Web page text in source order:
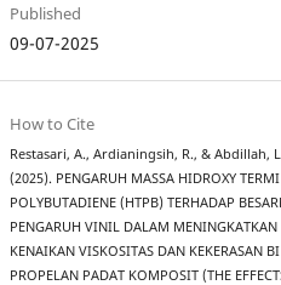
Published
09-07-2025
How to Cite
Restasari, A., Ardianingsih, R., & Abdillah,
(2025). PENGARUH MASSA HIDROXY
POLYBUTADIENE (HTPB) TERHADAP
PENGARUH VINIL DALAM MENINGKATKAN
KENAIKAN VISKOSITAS DAN KEKERASAN
PROPELAN PADAT KOMPOSIT (THE